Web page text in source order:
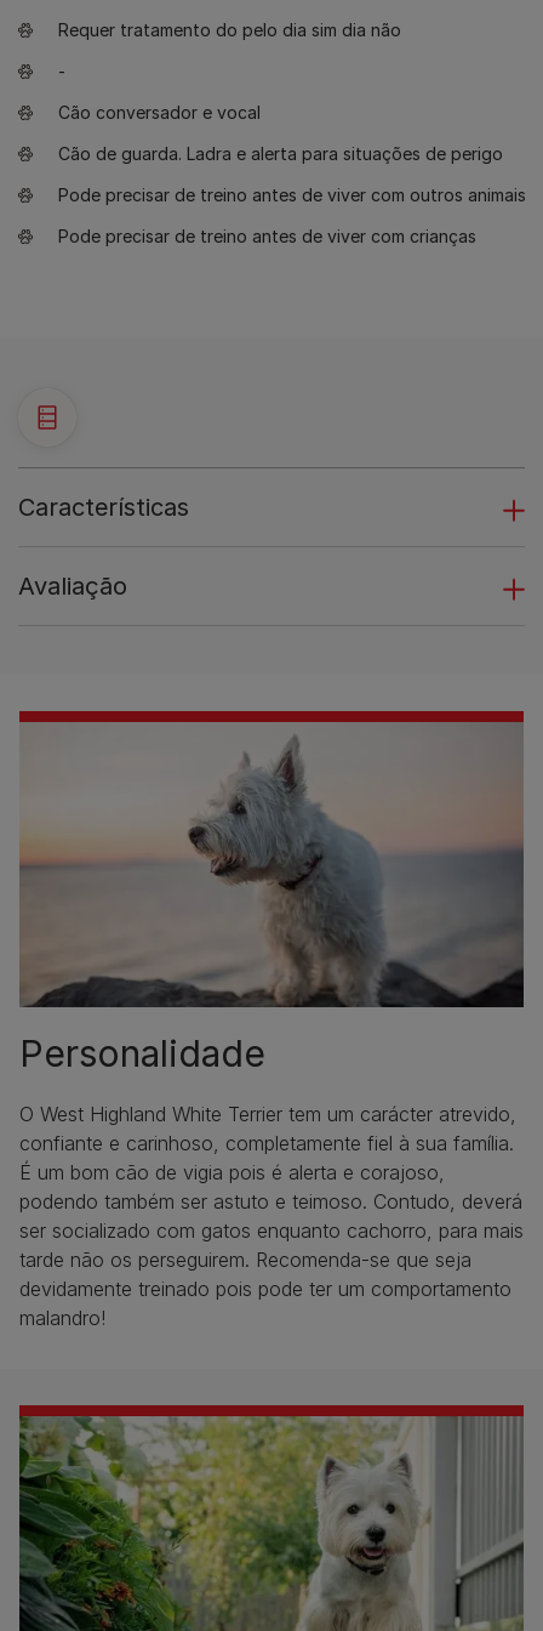
Requer tratamento do pelo dia sim dia não
-
Cão conversador e vocal
Cão de guarda. Ladra e alerta para situações de perigo
Pode precisar de treino antes de viver com outros animais
Pode precisar de treino antes de viver com crianças
Características
Avaliação
Personalidade
O West Highland White Terrier tem um carácter atrevido,
confiante e carinhoso, completamente fiel à sua família.
É um bom cão de vigia pois é alerta e corajoso,
podendo também ser astuto e teimoso. Contudo, deverá
ser socializado com gatos enquanto cachorro, para mais
tarde não os perseguirem. Recomenda-se que seja
devidamente treinado pois pode ter um comportamento
malandro!